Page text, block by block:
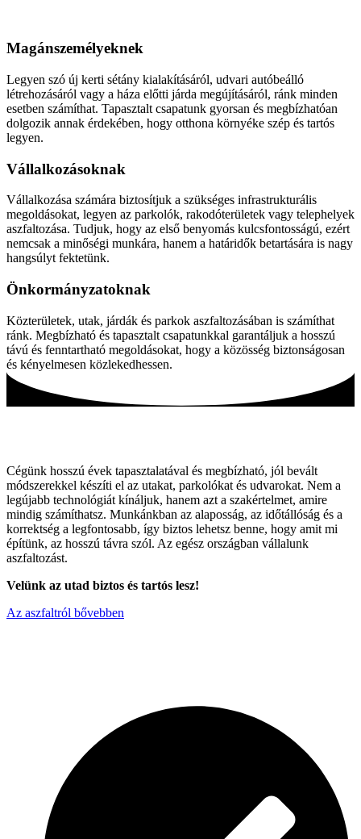
Magánszemélyeknek
Legyen szó új kerti sétány kialakításáról, udvari autóbeálló
létrehozásáról vagy a háza előtti járda megújításáról, ránk minden
esetben számíthat. Tapasztalt csapatunk gyorsan és megbízhatóan
dolgozik annak érdekében, hogy otthona környéke szép és tartós
legyen.
Vállalkozásoknak
Vállalkozása számára biztosítjuk a szükséges infrastrukturális
megoldásokat, legyen az parkolók, rakodóterületek vagy telephelyek
aszfaltozása. Tudjuk, hogy az első benyomás kulcsfontosságú, ezért
nemcsak a minőségi munkára, hanem a határidők betartására is nagy
hangsúlyt fektetünk.
Önkormányzatoknak
Közterületek, utak, járdák és parkok aszfaltozásában is számíthat
ránk. Megbízható és tapasztalt csapatunkkal garantáljuk a hosszú
távú és fenntartható megoldásokat, hogy a közösség biztonságosan
és kényelmesen közlekedhessen.
Cégünk hosszú évek tapasztalatával és megbízható, jól bevált
módszerekkel készíti el az utakat, parkolókat és udvarokat. Nem a
legújabb technológiát kínáljuk, hanem azt a szakértelmet, amire
mindig számíthatsz. Munkánkban az alaposság, az időtállóság és a
korrektség a legfontosabb, így biztos lehetsz benne, hogy amit mi
építünk, az hosszú távra szól. Az egész országban vállalunk
aszfaltozást.
Velünk az utad biztos és tartós lesz!
Az aszfaltról bővebben